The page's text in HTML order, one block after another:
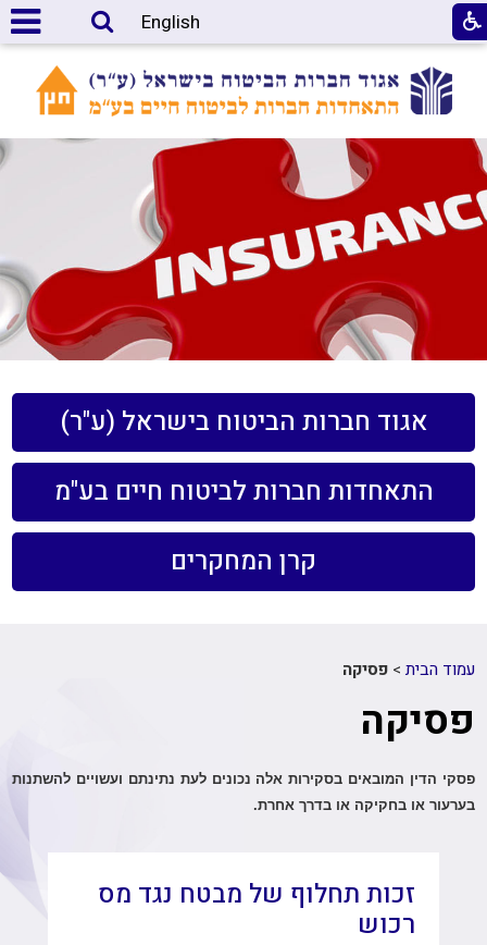
English
אגוד חברות הביטוח בישראל (ע"ר)
התאחדות חברות לביטוח חיים בע"מ
קרן המחקרים
עמוד הבית >פסיקה
פסיקה
פסקי הדין המובאים בסקירות אלה נכונים לעת נתינתם ועשויים להשתנות
בערעור או בחקיקה או בדרך אחרת.
זכות תחלוף של מבטח נגד מס
רכוש